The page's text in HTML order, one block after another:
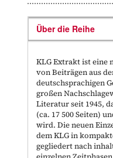
Über die Reihe
KLG Extrakt ist eine
von Beiträgen aus
deutschsprachigen
großen
Literatur seit 1945,
(ca. 17 500 Seiten)
wird. Die neuen
dem KLG in
gegliedert nach